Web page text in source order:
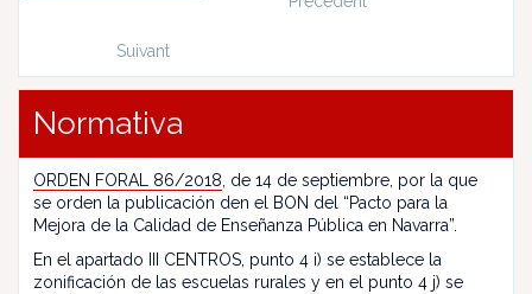
Suivant
Normativa
ORDEN FORAL 86/2018 , de 14 de septiembre, por la que
se orden la publicación den el BON del “Pacto para la
Mejora de la Calidad de Enseñanza Pública en Navarra”.
En el apartado III CENTROS, punto 4 i) se establece la
zonificación de las escuelas rurales y en el punto 4 j) se